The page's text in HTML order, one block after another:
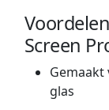
Screen
Gemaakt
glas